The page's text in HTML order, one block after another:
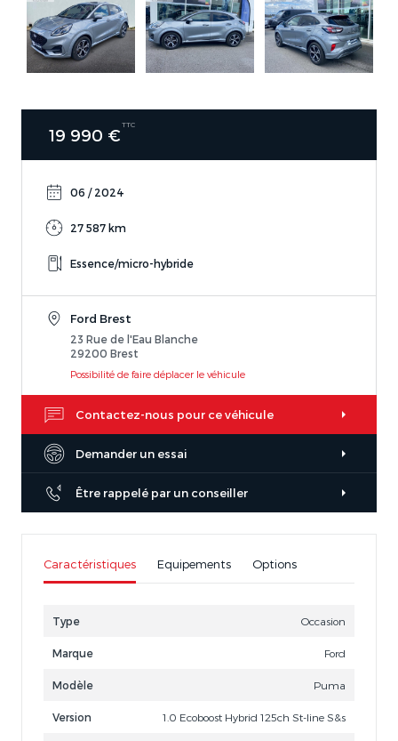
19 990 €
TTC
06 / 2024
27 587 km
Essence/micro-hybride
Ford Brest
23 Rue de l'Eau Blanche
29200 Brest
Possibilité de faire déplacer le véhicule
Contactez-nous pour ce véhicule
Demander un essai
Être rappelé par un conseiller
Caractéristiques Equipements Options
Type Occasion
Marque Ford
Modèle Puma
Version 1.0 Ecoboost Hybrid 125ch St-line S&s